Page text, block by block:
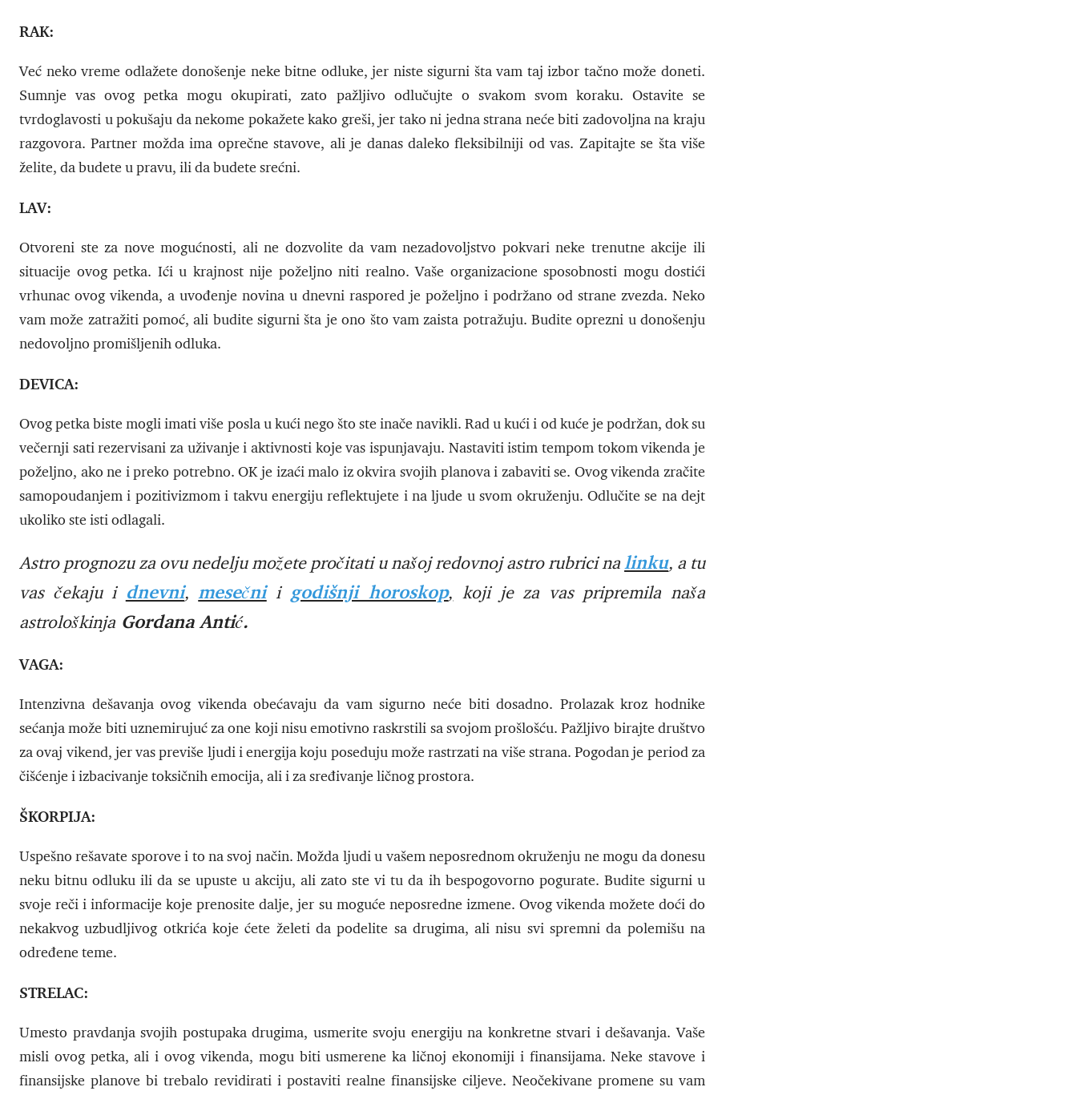
RAK:
Već neko vreme odlažete donošenje neke bitne odluke, jer niste sigurni šta vam taj izbor tačno može doneti.
Sumnje vas ovog petka mogu okupirati, zato pažljivo odlučujte o svakom svom koraku. Ostavite se
tvrdoglavosti u pokušaju da nekome pokažete kako greši, jer tako ni jedna strana neće biti zadovoljna na kraju
razgovora. Partner možda ima oprečne stavove, ali je danas daleko fleksibilniji od vas. Zapitajte se šta više
želite, da budete u pravu, ili da budete srećni.
LAV:
Otvoreni ste za nove mogućnosti, ali ne dozvolite da vam nezadovoljstvo pokvari neke trenutne akcije ili
situacije ovog petka. Ići u krajnost nije poželjno niti realno. Vaše organizacione sposobnosti mogu dostići
vrhunac ovog vikenda, a uvođenje novina u dnevni raspored je poželjno i podržano od strane zvezda. Neko
vam može zatražiti pomoć, ali budite sigurni šta je ono što vam zaista potražuju. Budite oprezni u donošenju
nedovoljno promišljenih odluka.
DEVICA:
Ovog petka biste mogli imati više posla u kući nego što ste inače navikli. Rad u kući i od kuće je podržan, dok su
večernji sati rezervisani za uživanje i aktivnosti koje vas ispunjavaju. Nastaviti istim tempom tokom vikenda je
poželjno, ako ne i preko potrebno. OK je izaći malo iz okvira svojih planova i zabaviti se. Ovog vikenda zračite
samopoudanjem i pozitivizmom i takvu energiju reflektujete i na ljude u svom okruženju. Odlučite se na dejt
ukoliko ste isti odlagali.
Astro prognozu za ovu nedelju možete pročitati u našoj redovnoj astro rubrici na linku, a tu
vas čekaju i dnevni,mesečnii godišnji horoskop, koji je za vas pripremila naša
astrološkinja Gordana Antić.
VAGA:
Intenzivna dešavanja ovog vikenda obećavaju da vam sigurno neće biti dosadno. Prolazak kroz hodnike
sećanja može biti uznemirujuć za one koji nisu emotivno raskrstili sa svojom prošlošću. Pažljivo birajte društvo
za ovaj vikend, jer vas previše ljudi i energija koju poseduju može rastrzati na više strana. Pogodan je period za
čišćenje i izbacivanje toksičnih emocija, ali i za sređivanje ličnog prostora.
ŠKORPIJA:
Uspešno rešavate sporove i to na svoj način. Možda ljudi u vašem neposrednom okruženju ne mogu da donesu
neku bitnu odluku ili da se upuste u akciju, ali zato ste vi tu da ih bespogovorno pogurate. Budite sigurni u
svoje reči i informacije koje prenosite dalje, jer su moguće neposredne izmene. Ovog vikenda možete doći do
nekakvog uzbudljivog otkrića koje ćete želeti da podelite sa drugima, ali nisu svi spremni da polemišu na
određene teme.
STRELAC:
Umesto pravdanja svojih postupaka drugima, usmerite svoju energiju na konkretne stvari i dešavanja. Vaše
misli ovog petka, ali i ovog vikenda, mogu biti usmerene ka ličnoj ekonomiji i finansijama. Neke stavove i
finansijske planove bi trebalo revidirati i postaviti realne finansijske ciljeve. Neočekivane promene su vam